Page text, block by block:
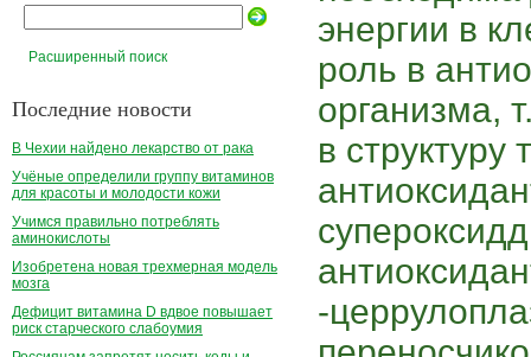
Расширенный поиск
Последние новости
В Чехии найдено лекарство от рака
Учёные определили группу витаминов
для красоты и молодости кожи
Учимся правильно потреблять
аминокислоты
Изобретена новая трехмерная модель
мозга
Дефицит витамина D вдвое повышает
риск старческого слабоумия
энергии в
роль в
организма,
в структуру
-